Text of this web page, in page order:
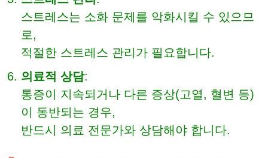
스트레스는 소화 문제를 악화시킬 수 있으므
로,
적절한 스트레스 관리가 필요합니다.
의료적 상담:
통증이 지속되거나 다른 증상(고열, 혈변 등)
이 동반되는 경우,
반드시 의료 전문가와 상담해야 합니다.